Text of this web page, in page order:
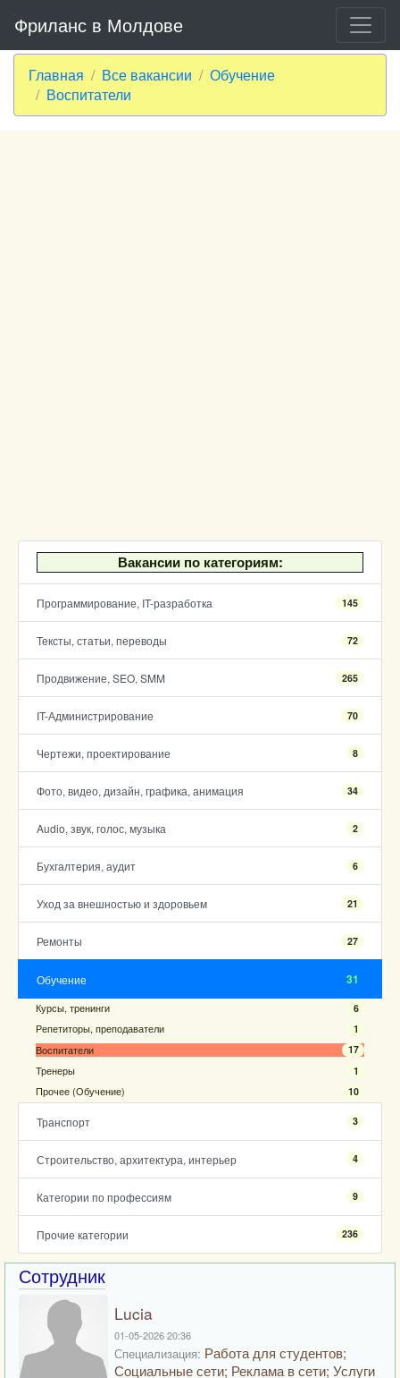
Фриланс в Молдове
Главная Все вакансии
Обучение
Воспитатели
Вакансии по категориям:
Программирование, IT-разработка 145
Тексты, статьи, переводы 72
Продвижение, SEO, SMM 265
IT-Администрирование 70
Чертежи, проектирование 8
Фото, видео, дизайн, графика, анимация 34
Audio, звук, голос, музыка 2
Бухгалтерия, аудит 6
Уход за внешностью и здоровьем 21
Ремонты 27
Обучение 31
Курсы, тренинги 6
Репетиторы, преподаватели 1
Воспитатели 17
Тренеры 1
Прочее (Обучение) 10
Транспорт 3
Строительство, архитектура, интерьер 4
Категории по профессиям 9
Прочие категории 236
Сотрудник
Lucia
01-05-2026 20:36
Специализация: Работа для студентов;
Социальные сети; Реклама в сети; Услуги